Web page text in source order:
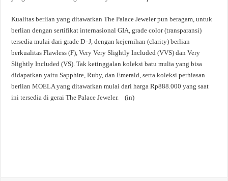
Kualitas berlian yang ditawarkan The Palace Jeweler pun beragam, untuk
berlian dengan sertifikat internasional GIA, grade color (transparansi)
tersedia mulai dari grade D–J, dengan kejernihan (clarity) berlian
berkualitas Flawless (F), Very Very Slightly Included (VVS) dan Very
Slightly Included (VS). Tak ketinggalan koleksi batu mulia yang bisa
didapatkan yaitu Sapphire, Ruby, dan Emerald, serta koleksi perhiasan
berlian MOELA yang ditawarkan mulai dari harga Rp888.000 yang saat
ini tersedia di gerai The Palace Jeweler. (in)